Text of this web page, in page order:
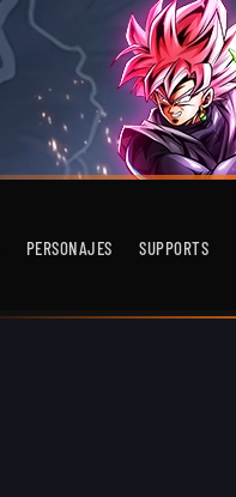
PERSONAJES SUPPORTS